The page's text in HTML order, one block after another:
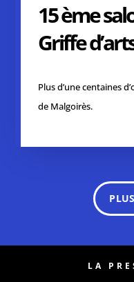
15 ème
Griffe
Plus d’une centaines
de Malgoirès.
LA